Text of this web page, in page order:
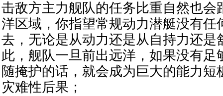
击敌方主力舰队的任务比重自然也会
洋区域，你指望常规动力潜艇没有任
去，无论是从动力还是从自持力还是
此，舰队一旦前出远洋，如果没有足
随掩护的话，就会成为巨大的能力短
灾难性后果；